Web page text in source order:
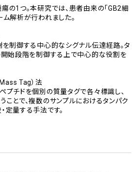
の1つ。本研究では、患者由来の「GB2細
ム解析が行われました。
を制御する中心的なシグナル伝達経路。タ
開始段階を制御する上で中心的な役割を
Tag）法
プチドを個別の質量タグで各々標識し、
ことで、複数のサンプルにおけるタンパク
定量する手法です。